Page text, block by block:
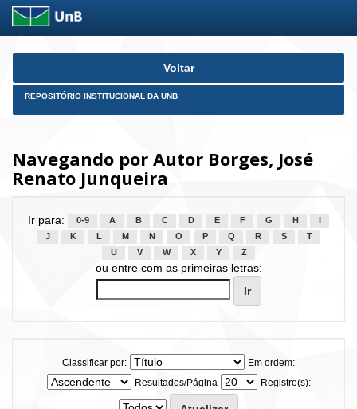
Skip
Voltar
REPOSITÓRIO INSTITUCIONAL DA UNB
Navegando por Autor Borges, José
Renato Junqueira
Ir para: 0-9 A B C D E F G H
J
K L M N O P Q R S
T
U
V W X Y Z
ou entre com as primeiras letras:
Classificar por:
Em ordem:
Resultados/Página
Registro(s):